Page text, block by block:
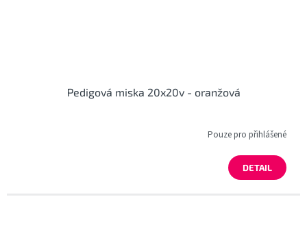
Pedigová miska 20x20v - oranžová
Pouze pro přihlášené
DETAIL